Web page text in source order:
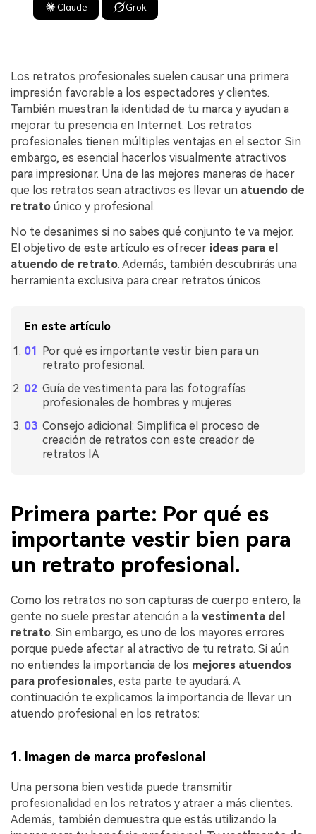
Claude Grok
Los retratos profesionales suelen causar una primera
impresión favorable a los espectadores y clientes.
También muestran la identidad de tu marca y ayudan a
mejorar tu presencia en Internet. Los retratos
profesionales tienen múltiples ventajas en el sector. Sin
embargo, es esencial hacerlos visualmente atractivos
para impresionar. Una de las mejores maneras de hacer
que los retratos sean atractivos es llevar un atuendo de
retrato único y profesional.
No te desanimes si no sabes qué conjunto te va mejor.
El objetivo de este artículo es ofrecer ideas para el
atuendo de retrato. Además, también descubrirás una
herramienta exclusiva para crear retratos únicos.
En este artículo
Por qué es importante vestir bien para un
retrato profesional.
Guía de vestimenta para las fotografías
profesionales de hombres y mujeres
Consejo adicional: Simplifica el proceso de
creación de retratos con este creador de
retratos IA
Primera parte: Por qué es
importante vestir bien para
un retrato profesional.
Como los retratos no son capturas de cuerpo entero, la
gente no suele prestar atención a la vestimenta del
retrato. Sin embargo, es uno de los mayores errores
porque puede afectar al atractivo de tu retrato. Si aún
no entiendes la importancia de los mejores atuendos
para profesionales, esta parte te ayudará. A
continuación te explicamos la importancia de llevar un
atuendo profesional en los retratos:
1. Imagen de marca profesional
Una persona bien vestida puede transmitir
profesionalidad en los retratos y atraer a más clientes.
Además, también demuestra que estás utilizando la